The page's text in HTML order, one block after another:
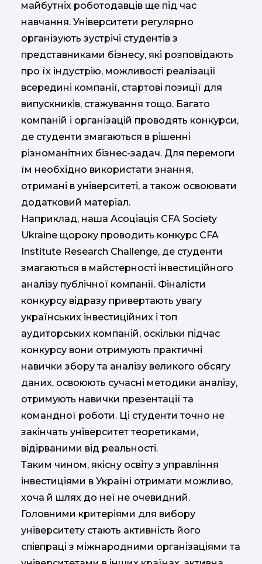
майбутніх роботодавців ще під час
навчання. Університети регулярно
організують зустрічі студентів з
представниками бізнесу, які розповідають
про їх індустрію, можливості реалізації
всередині компанії, стартові позиції для
випускників, стажування тощо. Багато
компаній і організацій проводять конкурси,
де студенти змагаються в рішенні
різноманітних бізнес-задач. Для перемоги
їм необхідно використати знання,
отримані в університеті, а також освоювати
додатковий матеріал.
Наприклад, наша Асоціація CFA Society
Ukraine щороку проводить конкурс CFA
Institute Research Challenge, де студенти
змагаються в майстерності інвестиційного
аналізу публічної компанії. Фіналісти
конкурсу відразу привертають увагу
українських інвестиційних і топ
аудиторських компаній, оскільки підчас
конкурсу вони отримують практичні
навички збору та аналізу великого обсягу
даних, освоюють сучасні методики аналізу,
отримують навички презентації та
командної роботи. Ці студенти точно не
закінчать університет теоретиками,
відірваними від реальності.
Таким чином, якісну освіту з управління
інвестиціями в Україні отримати можливо,
хоча й шлях до неї не очевидний.
Головними критеріями для вибору
університету стають активність його
співпраці з міжнародними організаціями та